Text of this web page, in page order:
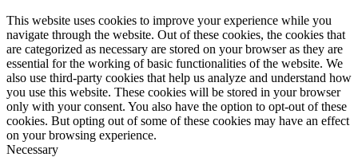
This website uses cookies to improve your experience while you
navigate through the website. Out of these cookies, the cookies that
are categorized as necessary are stored on your browser as they are
essential for the working of basic functionalities of the website. We
also use third-party cookies that help us analyze and understand how
you use this website. These cookies will be stored in your browser
only with your consent. You also have the option to opt-out of these
cookies. But opting out of some of these cookies may have an effect
on your browsing experience.
Necessary